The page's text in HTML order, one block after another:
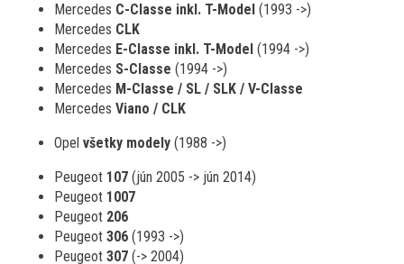
Mercedes C-Classe inkl. T-Model (1993 ->)
Mercedes CLK
Mercedes E-Classe inkl. T-Model (1994 ->)
Mercedes S-Classe (1994 ->)
Mercedes M-Classe / SL / SLK / V-Classe
Mercedes Viano / CLK
Opel všetky modely (1988 ->)
Peugeot 107 (jún 2005 -> jún 2014)
Peugeot 1007
Peugeot 206
Peugeot 306 (1993 ->)
Peugeot 307 (-> 2004)